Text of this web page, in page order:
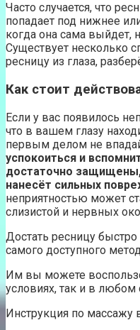
Часто случается, что
попадает под нижнее
когда она сама выйдет,
Существует несколько
ресницу из глаза,
Как стоит
Если у вас появилось
что в вашем глазу
первым делом не
успокоиться и
достаточно
нанесёт сильных
неприятностью может
слизистой и нервных
Достать ресницу
самого доступного
Им вы можете
условиях, так и в
Инструкция по массажу